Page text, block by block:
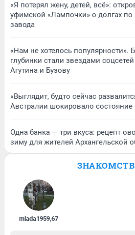
«Я потерял жену, детей, всё»:
уфимской «Лампочки» о долгах по
завода
«Нам не хотелось популярности».
глубинки стали звездами
Агутина и Бузову
«Выглядит, будто сейчас
Австралии шокировало
Одна банка — три вкуса: рецепт
зиму для жителей Архангельской
mlada1959,67